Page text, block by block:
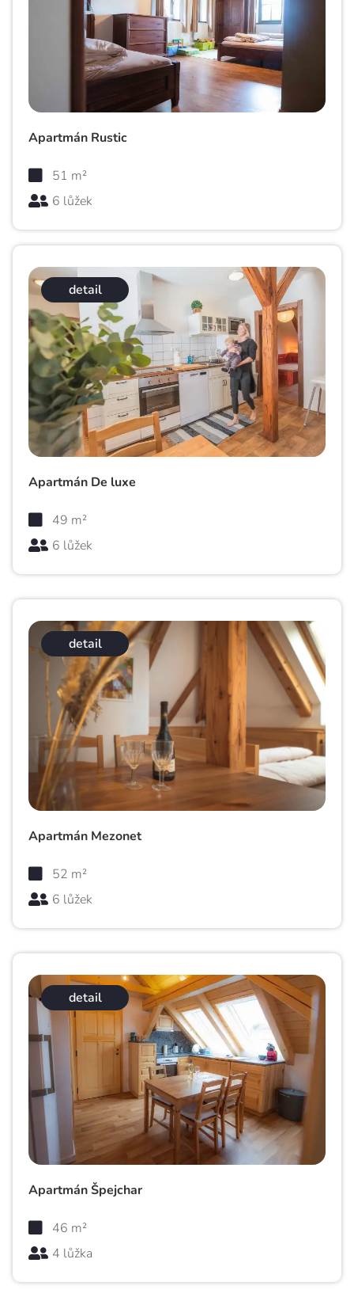
Apartmán Rustic
51 m²
6 lůžek
detail
Apartmán De luxe
49 m²
6 lůžek
detail
Apartmán Mezonet
52 m²
6 lůžek
detail
Apartmán Špejchar
46 m²
4 lůžka